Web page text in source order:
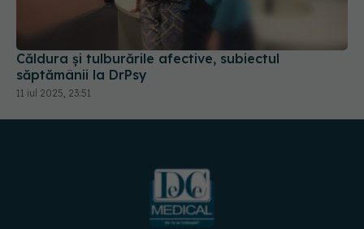
Căldura și tulburările afective, subiectul
săptămânii la DrPsy
11 iul 2025, 23:51